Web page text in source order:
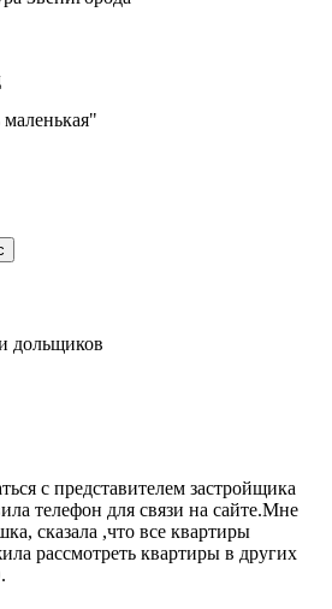
дольщиков
с представителем застройщика
телефон для связи на сайте.Мне
сказала ,что все квартиры
рассмотреть квартиры в других